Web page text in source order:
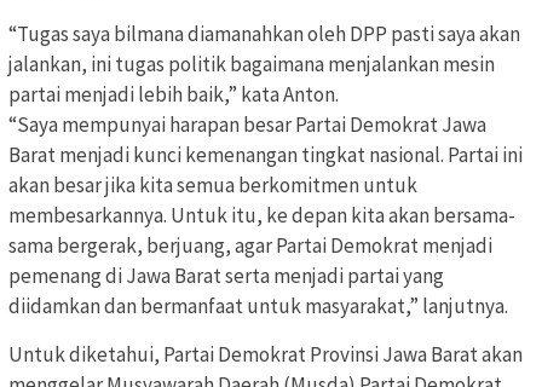
“Tugas saya bilmana diamanahkan oleh DPP pasti saya akan
jalankan, ini tugas politik bagaimana menjalankan mesin
partai menjadi lebih baik,” kata Anton.
“Saya mempunyai harapan besar Partai Demokrat Jawa
Barat menjadi kunci kemenangan tingkat nasional. Partai ini
akan besar jika kita semua berkomitmen untuk
membesarkannya. Untuk itu, ke depan kita akan bersama-
sama bergerak, berjuang, agar Partai Demokrat menjadi
pemenang di Jawa Barat serta menjadi partai yang
diidamkan dan bermanfaat untuk masyarakat,” lanjutnya.
Untuk diketahui, Partai Demokrat Provinsi Jawa Barat akan